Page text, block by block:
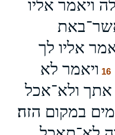
ויאמר אליו
אליו לך
16 ויאמר לא
אתך ולא־אכל
במקום הזה׃